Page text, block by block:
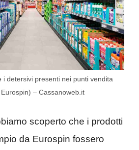
i detersivi presenti nei punti vendita
– Cassanoweb.it
scoperto che i prodotti
da Eurospin fossero